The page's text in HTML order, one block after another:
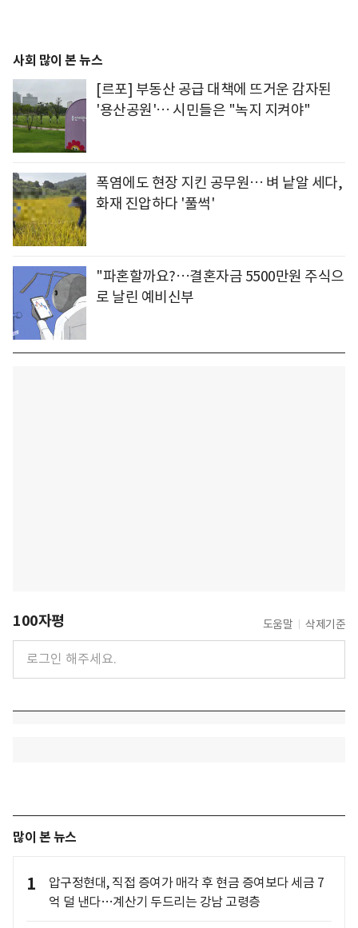
사회 많이 본 뉴스
[르포] 부동산 공급 대책에 뜨거운 감자된
'용산공원'… 시민들은 "녹지 지켜야"
폭염에도 현장 지킨 공무원… 벼 낱알 세다,
화재 진압하다 '풀썩'
"파혼할까요?…결혼자금 5500만원 주식으
로 날린 예비신부
100자평 도움말 삭제기준
많이 본 뉴스
1
압구정현대, 직접 증여가 매각 후 현금 증여보다 세금 7
억 덜 낸다…계산기 두드리는 강남 고령층